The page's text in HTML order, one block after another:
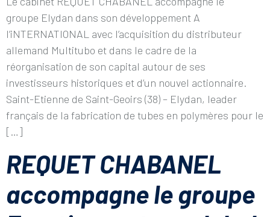
groupe Elydan dans son développement A
l’iNTERNATIONAL avec l’acquisition du distributeur
allemand Multitubo et dans le cadre de la
réorganisation de son capital autour de ses
investisseurs historiques et d’un nouvel actionnaire.
Saint-Etienne de Saint-Geoirs (38) – Elydan, leader
français de la fabrication de tubes en polymères pour le
[…]
REQUET CHABANEL
accompagne le groupe